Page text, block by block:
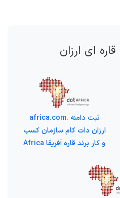
ای ارزان
ثبت دامنه .africa.com
ارزان دات کام سازمان کسب
و کار برند قاره آفریقا Africa